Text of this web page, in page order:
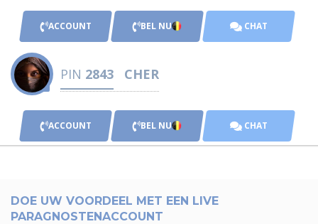
ACCOUNT BEL NU CHAT
PIN 2843 CHER
ACCOUNT BEL NU CHAT
DOE UW VOORDEEL MET EEN LIVE
PARAGNOSTENACCOUNT